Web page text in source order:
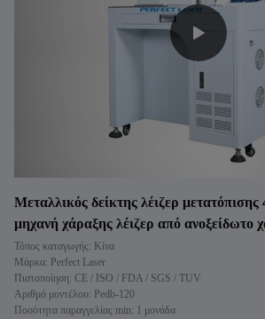
Μεταλλικός δείκτης λέιζερ
μηχανή χάραξης λέιζερ από ανοξείδωτο
Τόπος καταγωγής: Κίνα
Μάρκα: Perfect Laser
Πιστοποίηση: CE / ISO / FDA / SGS / TUV
Αριθμό μοντέλου: Pedb-120
Ποσότητα παραγγελίας min: 1 μονάδα